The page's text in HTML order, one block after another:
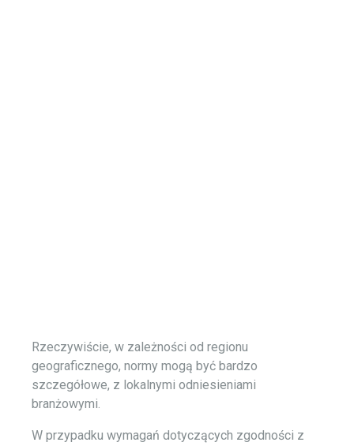
Rzeczywiście, w zależności od regionu
geograficznego, normy mogą być bardzo
szczegółowe, z lokalnymi odniesieniami
branżowymi.
W przypadku wymagań dotyczących zgodności z